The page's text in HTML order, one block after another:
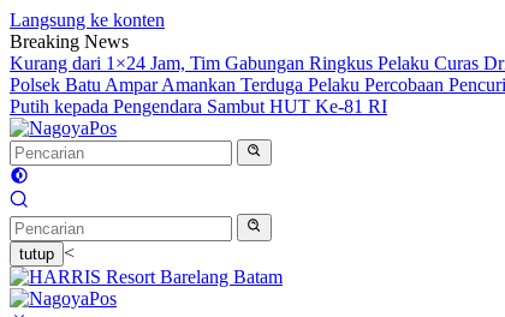
Langsung ke konten
Breaking News
Kurang dari 1×24 Jam, Tim Gabungan Ringkus Pelaku Curas
Polsek Batu Ampar Amankan Terduga Pelaku Percobaan
Putih kepada Pengendara Sambut HUT Ke-81 RI
tutup <